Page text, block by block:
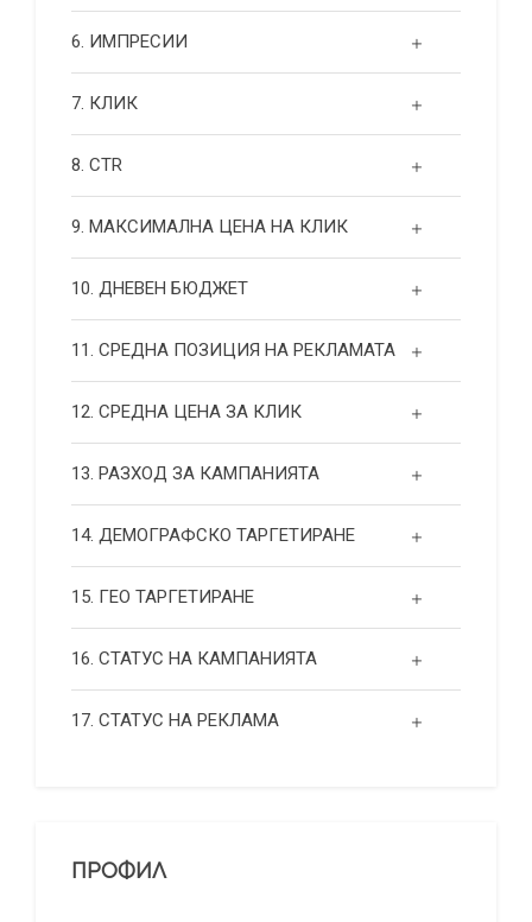
6. ИМПРЕСИИ
7. КЛИК
8. CTR
9. МАКСИМАЛНА ЦЕНА НА КЛИК
10. ДНЕВЕН БЮДЖЕТ
11. СРЕДНА ПОЗИЦИЯ НА РЕКЛАМАТА
12. СРЕДНА ЦЕНА ЗА КЛИК
13. РАЗХОД ЗА КАМПАНИЯТА
14. ДЕМОГРАФСКО ТАРГЕТИРАНЕ
15. ГЕО ТАРГЕТИРАНЕ
16. СТАТУС НА КАМПАНИЯТА
17. СТАТУС НА РЕКЛАМА
ПРОФИЛ